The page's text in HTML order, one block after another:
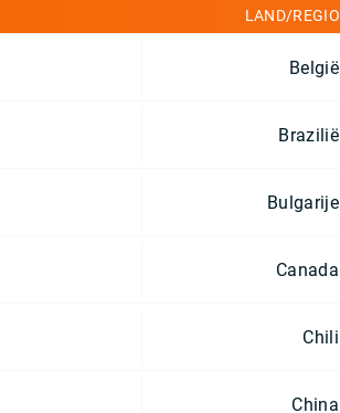
LAND/REGIO
België
Brazilië
Bulgarije
Canada
Chili
China